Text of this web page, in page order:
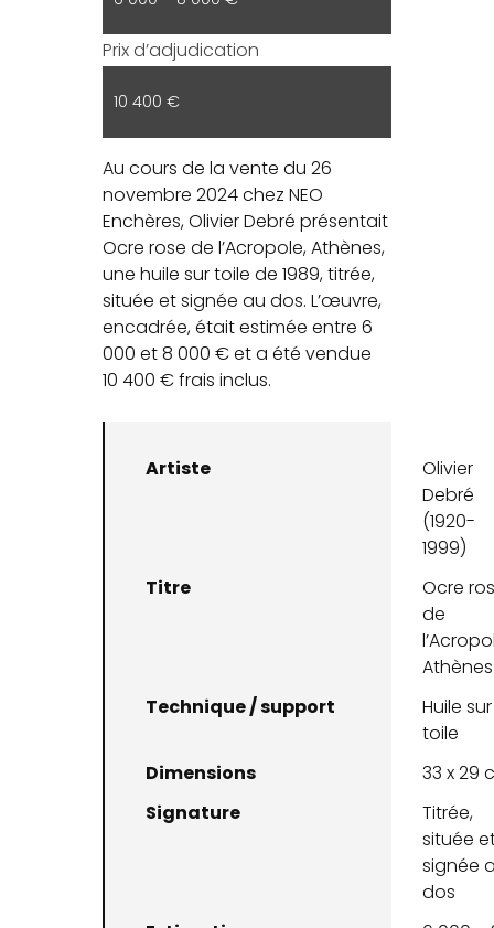
Prix d’adjudication
10 400 €
Au cours de la vente du 26
novembre 2024 chez NEO
Enchères, Olivier Debré présentait
Ocre rose de l’Acropole, Athènes,
une huile sur toile de 1989, titrée,
située et signée au dos. L’œuvre,
encadrée, était estimée entre 6
000 et 8 000 € et a été vendue
10 400 € frais inclus.
Artiste
Olivier
Debré
(1920-
1999)
Titre
Ocre
de
Athènes
Technique / support
Huile sur
toile
Dimensions
33 x 29
Signature
Titrée,
située
signée
dos